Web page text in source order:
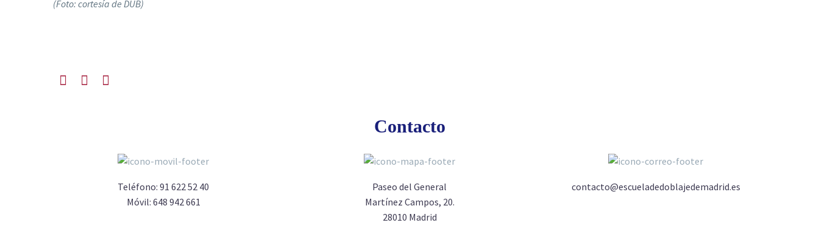
(Foto: cortesía de DUB)
Contacto
Teléfono: 91 622 52 40
Móvil: 648 942 661
Paseo del General
Martínez Campos, 20.
28010 Madrid
contacto@escueladedoblajedemadrid.es